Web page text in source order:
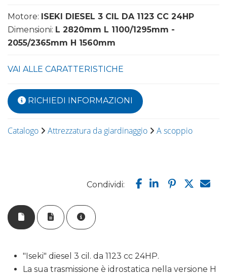
Motore: ISEKI DIESEL 3 CIL DA 1123 CC 24HP
Dimensioni: L 2820mm L 1100/1295mm -
2055/2365mm H 1560mm
VAI ALLE CARATTERISTICHE
RICHIEDI INFORMAZIONI
Catalogo Attrezzatura da giardinaggio A scoppio
Condividi:
"Iseki" diesel 3 cil. da 1123 cc 24HP.
La sua trasmissione è idrostatica nella versione H